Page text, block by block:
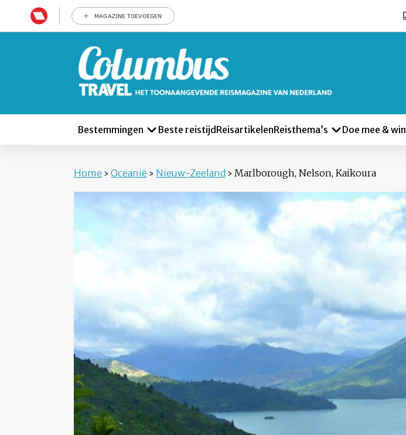
MAGAZINE TOEVOEGEN
Bestemmingen Beste reistijd ReisartikelenReisthema’s Doe mee & win
Home › Oceanië › Nieuw-Zeeland › Marlborough, Nelson, Kaikoura